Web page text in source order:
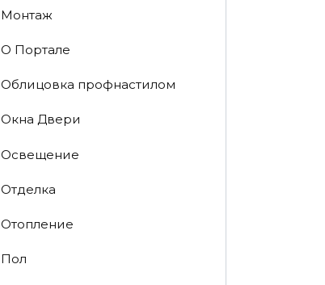
Монтаж
О Портале
Облицовка профнастилом
Окна Двери
Освещение
Отделка
Отопление
Пол